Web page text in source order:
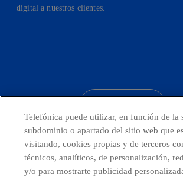
digital a nuestros clientes.
Países y Unidades emergentes
Telefónica puede utilizar, en función de la
subdominio o apartado del sitio web que
visitando, cookies propias y de terceros
técnicos, analíticos, de personalización,
y/o para mostrarte publicidad